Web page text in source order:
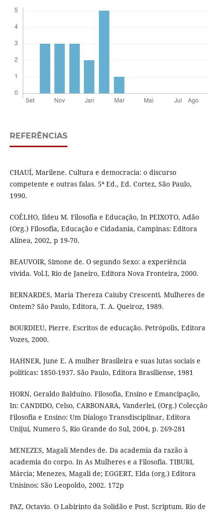
REFERÊNCIAS
CHAUÍ, Marilene. Cultura e democracia: o discurso
competente e outras falas. 5ª Ed., Ed. Cortez, São Paulo,
1990.
COÊLHO, Ildeu M. Filosofia e Educação, In PEIXOTO, Adão
(Org.) Filosofia, Educação e Cidadania, Campinas: Editora
Alínea, 2002, p 19-70.
BEAUVOIR, Simone de. O segundo Sexo: a experiência
vivida. Vol.I, Rio de Janeiro, Editora Nova Fronteira, 2000.
BERNARDES, Maria Thereza Caiuby Crescenti. Mulheres de
Ontem? São Paulo, Editora, T. A. Queiroz, 1989.
BOURDIEU, Pierre. Escritos de educação. Petrópolis, Editora
Vozes, 2000.
HAHNER, June E. A mulher Brasileira e suas lutas sociais e
políticas: 1850-1937. São Paulo, Editora Brasiliense, 1981
HORN, Geraldo Balduíno. Filosofia, Ensino e Emancipação,
In: CANDIDO, Celso, CARBONARA, Vanderlei, (Org.) Colecção
Filosofia e Ensino: Um Dialogo Transdisciplinar, Editora
Unijuí, Numero 5, Rio Grande do Sul, 2004, p. 269-281
MENEZES, Magali Mendes de. Da academia da razão à
academia do corpo. In As Mulheres e a Filosofia. TIBURI,
Márcia; Menezes, Magali de; EGGERT, Elda (org.) Editora
Unisinos: São Leopoldo, 2002. 172p
PAZ, Octavio. O Labirinto da Solidão e Post. Scriptum. Rio de